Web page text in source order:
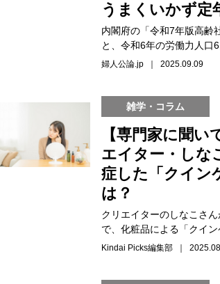
うまくいかず
内閣府の「令和7年版高齢
と、令和6年の労働力人口
婦人公論.jp ｜ 2025.09.09
雑学・コラム
【専門家に聞い
エイター・しな
症した「クイン
は？
クリエイターのしなこさ
で、化粧品による「クイン
Kindai Picks編集部 ｜